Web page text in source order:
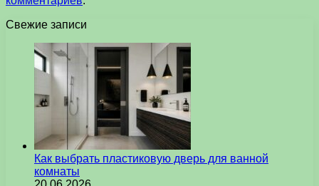
Свежие записи
Как выбрать пластиковую дверь для ванной
комнаты